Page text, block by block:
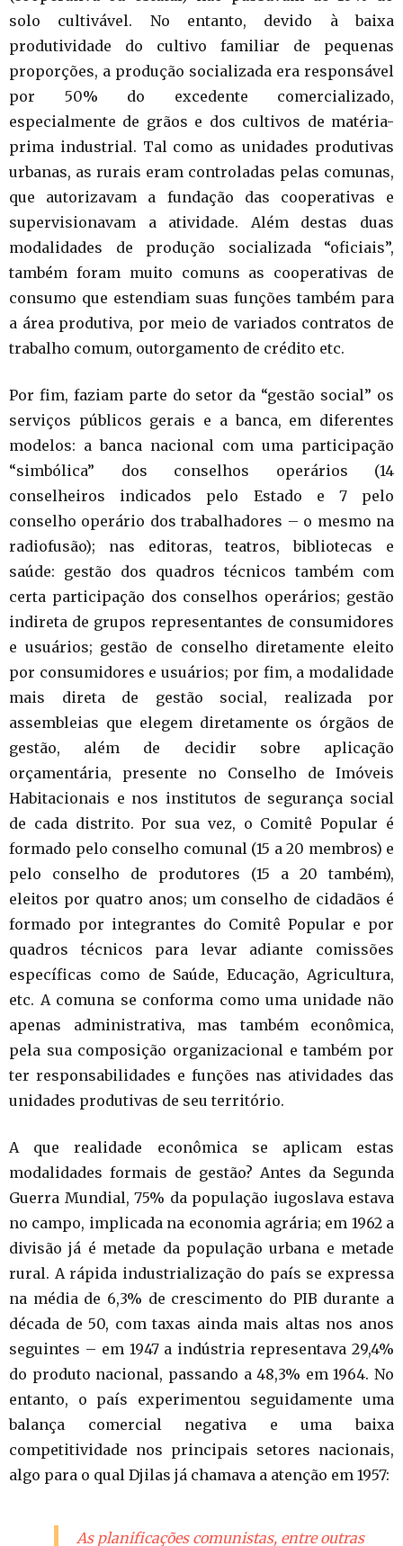
solo cultivável. No entanto, devido à baixa
produtividade do cultivo familiar de pequenas
proporções, a produção socializada era responsável
por 50% do excedente comercializado,
especialmente de grãos e dos cultivos de matéria-
prima industrial. Tal como as unidades produtivas
urbanas, as rurais eram controladas pelas comunas,
que autorizavam a fundação das cooperativas e
supervisionavam a atividade. Além destas duas
modalidades de produção socializada “oficiais”,
também foram muito comuns as cooperativas de
consumo que estendiam suas funções também para
a área produtiva, por meio de variados contratos de
trabalho comum, outorgamento de crédito etc.
Por fim, faziam parte do setor da “gestão social” os
serviços públicos gerais e a banca, em diferentes
modelos: a banca nacional com uma participação
“simbólica” dos conselhos operários (14
conselheiros indicados pelo Estado e 7 pelo
conselho operário dos trabalhadores – o mesmo na
radiofusão); nas editoras, teatros, bibliotecas e
saúde: gestão dos quadros técnicos também com
certa participação dos conselhos operários; gestão
indireta de grupos representantes de consumidores
e usuários; gestão de conselho diretamente eleito
por consumidores e usuários; por fim, a modalidade
mais direta de gestão social, realizada por
assembleias que elegem diretamente os órgãos de
gestão, além de decidir sobre aplicação
orçamentária, presente no Conselho de Imóveis
Habitacionais e nos institutos de segurança social
de cada distrito. Por sua vez, o Comitê Popular é
formado pelo conselho comunal (15 a 20 membros) e
pelo conselho de produtores (15 a 20 também),
eleitos por quatro anos; um conselho de cidadãos é
formado por integrantes do Comitê Popular e por
quadros técnicos para levar adiante comissões
específicas como de Saúde, Educação, Agricultura,
etc. A comuna se conforma como uma unidade não
apenas administrativa, mas também econômica,
pela sua composição organizacional e também por
ter responsabilidades e funções nas atividades das
unidades produtivas de seu território.
A que realidade econômica se aplicam estas
modalidades formais de gestão? Antes da Segunda
Guerra Mundial, 75% da população iugoslava estava
no campo, implicada na economia agrária; em 1962 a
divisão já é metade da população urbana e metade
rural. A rápida industrialização do país se expressa
na média de 6,3% de crescimento do PIB durante a
década de 50, com taxas ainda mais altas nos anos
seguintes – em 1947 a indústria representava 29,4%
do produto nacional, passando a 48,3% em 1964. No
entanto, o país experimentou seguidamente uma
balança comercial negativa e uma baixa
competitividade nos principais setores nacionais,
algo para o qual Djilas já chamava a atenção em 1957:
As planificações comunistas, entre outras